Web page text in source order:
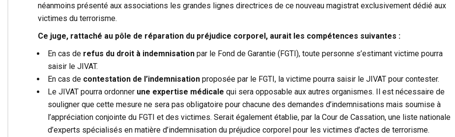
néanmoins présenté aux associations les grandes lignes directrices de ce nouveau magistrat exclusivement dédié aux
victimes du terrorisme.
Ce juge, rattaché au pôle de réparation du préjudice corporel, aurait les compétences suivantes :
En cas de refus du droit à indemnisation par le Fond de Garantie (FGTI), toute personne s’estimant victime pourra
saisir le JIVAT.
En cas de contestation de l’indemnisation proposée par le FGTI, la victime pourra saisir le JIVAT pour contester.
Le JIVAT pourra ordonner une expertise médicale qui sera opposable aux autres organismes. Il est nécessaire de
souligner que cette mesure ne sera pas obligatoire pour chacune des demandes d’indemnisations mais soumise à
l’appréciation conjointe du FGTI et des victimes. Serait également établie, par la Cour de Cassation, une liste nationale
d’experts spécialisés en matière d’indemnisation du préjudice corporel pour les victimes d’actes de terrorisme.